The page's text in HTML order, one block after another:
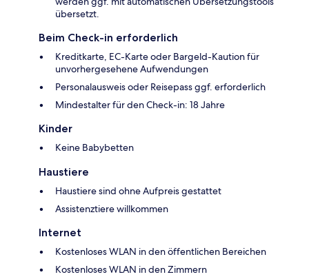
übersetzt.
Beim Check-in erforderlich
Kreditkarte, EC-Karte oder Bargeld-Kaution für
unvorhergesehene Aufwendungen
Personalausweis oder Reisepass ggf. erforderlich
Mindestalter für den Check-in: 18 Jahre
Kinder
Keine Babybetten
Haustiere
Haustiere sind ohne Aufpreis gestattet
Assistenztiere willkommen
Internet
Kostenloses WLAN in den öffentlichen Bereichen
Kostenloses WLAN in den Zimmern